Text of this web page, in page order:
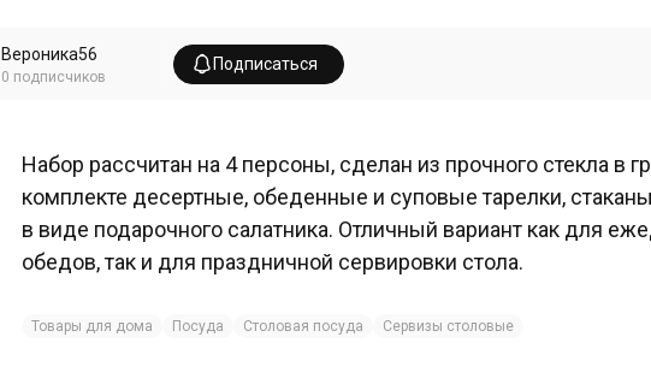
Вероника56
0 подписчиков
Подписаться
Набор рассчитан на 4 персоны, сделан из прочного стекла в
комплекте десертные, обеденные и суповые тарелки,
в виде подарочного салатника. Отличный вариант как для
обедов, так и для праздничной сервировки стола.
Товары для дома Посуда Столовая посуда Сервизы столовые